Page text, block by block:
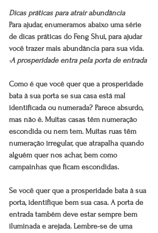
Dicas práticas para atrair abundância
Para ajudar, enumeramos abaixo uma série
de dicas práticas do Feng Shui, para ajudar
você trazer mais abundância para sua vida.
•A prosperidade entra pela porta de entrada
Como é que você quer que a prosperidade
bata à sua porta se sua casa está mal
identificada ou numerada? Parece absurdo,
mas não é. Muitas casas têm numeração
escondida ou nem tem. Muitas ruas têm
numeração irregular, que atrapalha quando
alguém quer nos achar, bem como
campainhas que ficam escondidas.
Se você quer que a prosperidade bata à sua
porta, identifique bem sua casa. A porta de
entrada também deve estar sempre bem
iluminada e arejada. Lembre-se de uma